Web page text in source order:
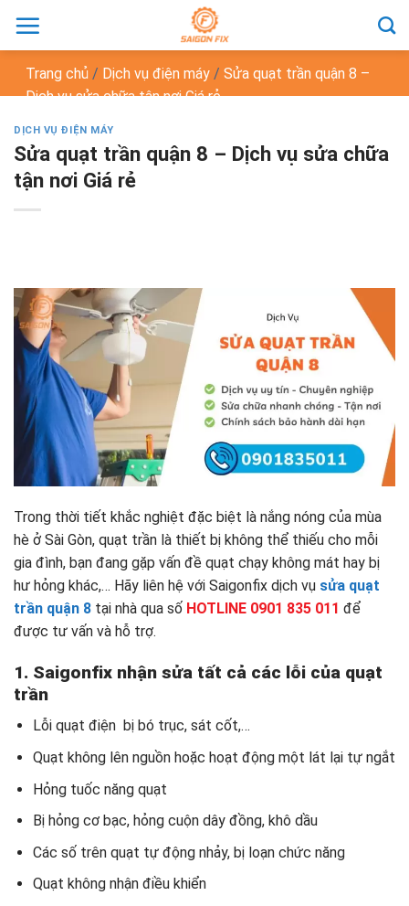
đến
dungTrang chủ / Dịch vụ điện máy / Sửa quạt trần quận 8 –
Dịch vụ sửa chữa tận nơi Giá rẻ
DỊCH VỤ ĐIỆN MÁY
Sửa quạt trần quận 8 – Dịch vụ sửa chữa
tận nơi Giá rẻ
Trong thời tiết khắc nghiệt đặc biệt là nắng nóng của mùa
hè ở Sài Gòn, quạt trần là thiết bị không thể thiếu cho mỗi
gia đình, bạn đang gặp vấn đề quạt chạy không mát hay bị
hư hỏng khác,… Hãy liên hệ với Saigonfix dịch vụ sửa quạt
trần quận 8 tại nhà qua số HOTLINE 0901 835 011 để
được tư vấn và hỗ trợ.
1. Saigonfix nhận sửa tất cả các lỗi của quạt
trần
Lỗi quạt điện bị bó trục, sát cốt,…
Quạt không lên nguồn hoặc hoạt động một lát lại tự ngắt
Hỏng tuốc năng quạt
Bị hỏng cơ bạc, hỏng cuộn dây đồng, khô dầu
Các số trên quạt tự động nhảy, bị loạn chức năng
Quạt không nhận điều khiển